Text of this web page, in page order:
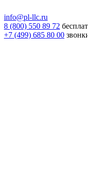
info@pl-llc.ru
8 (800) 550 89 72
+7 (499) 685 80 00